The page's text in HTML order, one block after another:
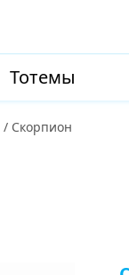
Тотемы
/ Скорпион